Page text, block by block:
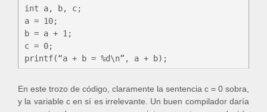
int a, b, c;
a = 10;
b = a + 1;
c = 0;
En este trozo de código, claramente la sentencia c = 0 sobra,
y la variable c en sí es irrelevante. Un buen compilador daría